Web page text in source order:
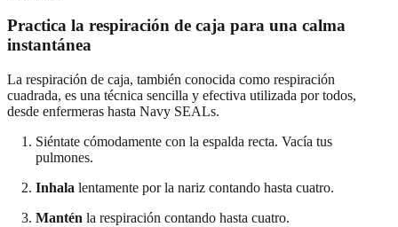
Practica la respiración de caja para una calma
instantánea
La respiración de caja, también conocida como respiración
cuadrada, es una técnica sencilla y efectiva utilizada por todos,
desde enfermeras hasta Navy SEALs.
Siéntate cómodamente con la espalda recta. Vacía tus
pulmones.
Inhala lentamente por la nariz contando hasta cuatro.
Mantén la respiración contando hasta cuatro.